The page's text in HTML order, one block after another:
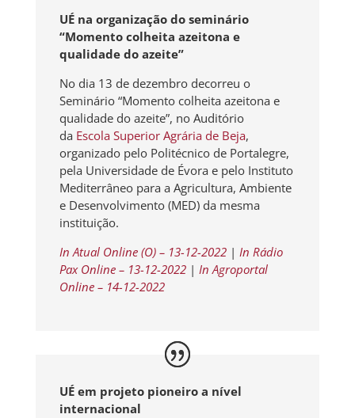
UÉ na organização do seminário
“Momento colheita azeitona e
qualidade do azeite”
No dia 13 de dezembro decorreu o
Seminário “Momento colheita azeitona e
qualidade do azeite”, no Auditório
da Escola Superior Agrária de Beja,
organizado pelo Politécnico de Portalegre,
pela Universidade de Évora e pelo Instituto
Mediterrâneo para a Agricultura, Ambiente
e Desenvolvimento (MED) da mesma
instituição.
In Atual Online (O) – 13-12-2022| In Rádio
Pax Online – 13-12-2022| In Agroportal
Online – 14-12-2022
UÉ em projeto pioneiro a nível
internacional